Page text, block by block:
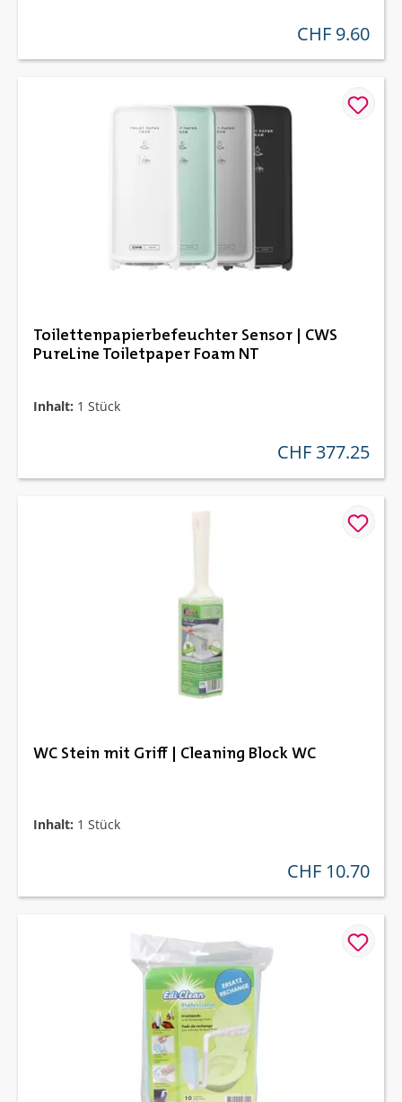
regulärer preis:
CHF 9.60
Toilettenpapierbefeuchter Sensor | CWS
PureLine Toiletpaper Foam NT
Inhalt: 1 Stück
regulärer preis:
CHF 377.25
WC Stein mit Griff | Cleaning Block WC
Inhalt: 1 Stück
regulärer preis:
CHF 10.70